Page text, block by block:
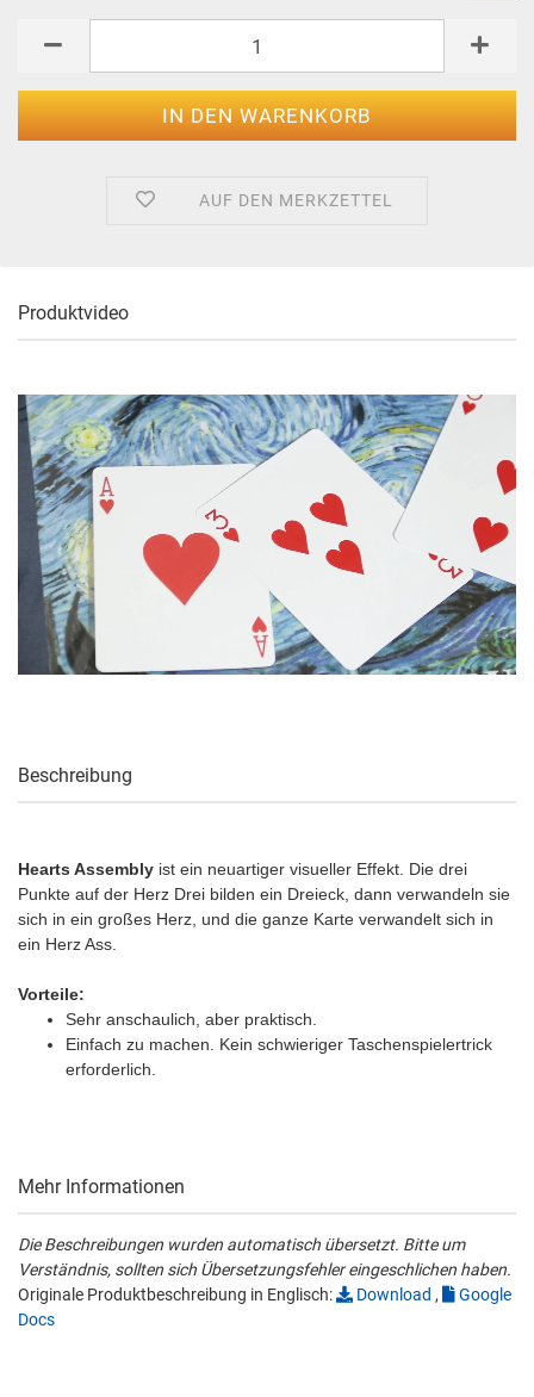
AUF DEN MERKZETTEL
Produktvideo
Beschreibung
Hearts Assembly ist ein neuartiger visueller Effekt. Die drei
Punkte auf der Herz Drei bilden ein Dreieck, dann verwandeln sie
sich in ein großes Herz, und die ganze Karte verwandelt sich in
ein Herz Ass.
Vorteile:
Sehr anschaulich, aber praktisch.
Einfach zu machen. Kein schwieriger Taschenspielertrick
erforderlich.
Mehr Informationen
Die Beschreibungen wurden automatisch übersetzt. Bitte um
Verständnis, sollten sich Übersetzungsfehler eingeschlichen haben.
Originale Produktbeschreibung in Englisch:
Download ,
Google
Docs